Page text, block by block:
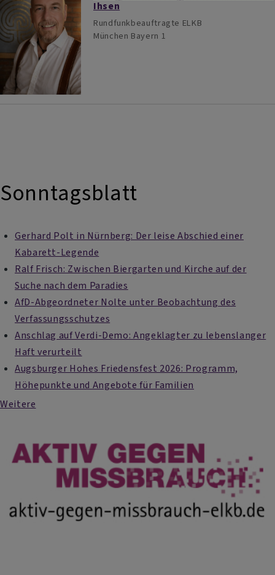
Ihsen
Rundfunkbeauftragte ELKB
München Bayern 1
Sonntagsblatt
Gerhard Polt in Nürnberg: Der leise Abschied einer
Kabarett-Legende
Ralf Frisch: Zwischen Biergarten und Kirche auf der
Suche nach dem Paradies
AfD-Abgeordneter Nolte unter Beobachtung des
Verfassungsschutzes
Anschlag auf Verdi-Demo: Angeklagter zu lebenslanger
Haft verurteilt
Augsburger Hohes Friedensfest 2026: Programm,
Höhepunkte und Angebote für Familien
Weitere